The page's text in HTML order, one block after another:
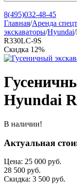
8(495)032-48-45
Главная/Аренда
экскаваторы/Hyundai/
R330LC-9S
Скидка 12%
Hyundai
В наличии!
Актуальная
Цена: 25 000 руб.
28 500 руб.
Скидка: 3 500 руб.